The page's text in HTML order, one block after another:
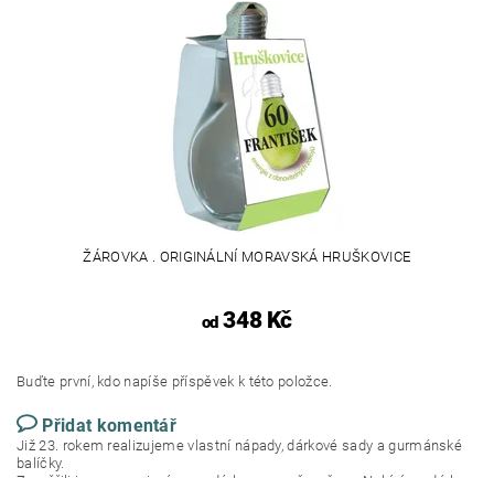
ŽÁROVKA . ORIGINÁLNÍ MORAVSKÁ HRUŠKOVICE
od348 Kč
Buďte první, kdo napíše příspěvek k této položce.
Přidat komentář
Již 23. rokem realizujeme vlastní nápady, dárkové sady a gurmánské
balíčky.